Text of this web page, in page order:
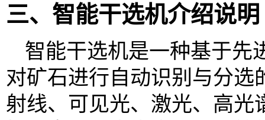
三、智能干选机介绍说明
智能干选机是一种基于先
对矿石进行自动识别与分
射线、可见光、激光、高光